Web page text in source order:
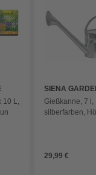
L,
SIENA
Gießkanne, 7 l,
silberfarben,
29,99 €